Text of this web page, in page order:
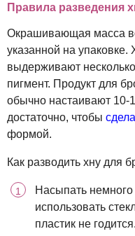
Правила разведения
Окрашивающая масса
указанной на
выдерживают
пигмент. Продукт для
обычно настаивают 10-
достаточно, чтобы
формой.
Как разводить хну для
Насыпать
использовать
пластик не годится.